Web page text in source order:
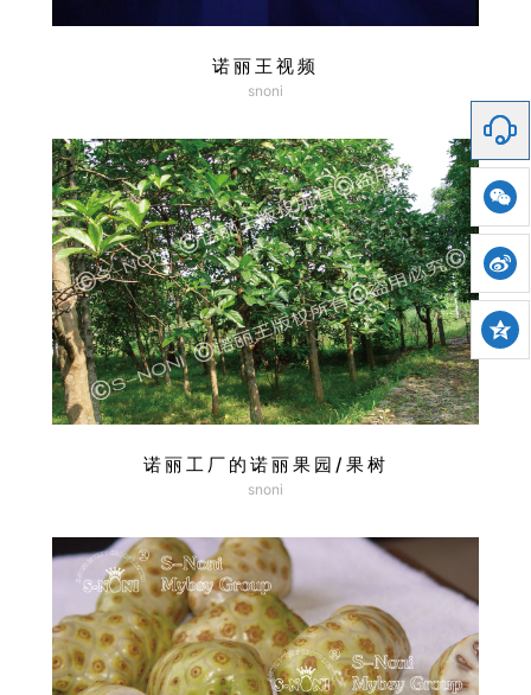
诺丽王视频
snoni
诺丽工厂的诺丽果园/果树
snoni